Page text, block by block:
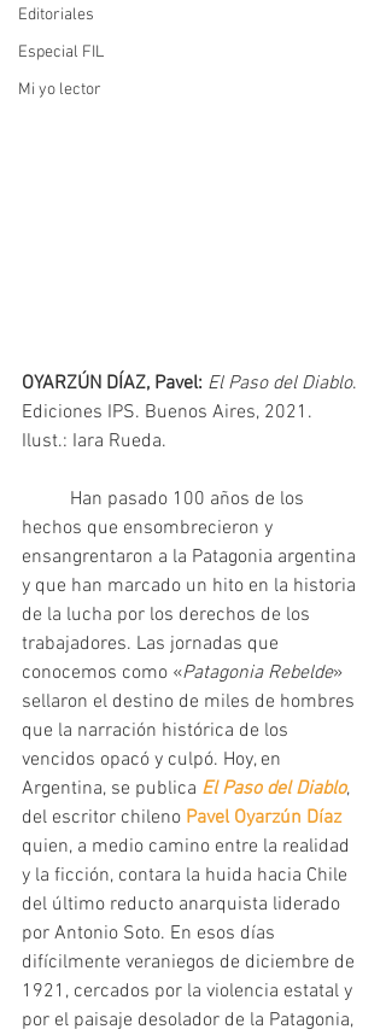
Editoriales
Especial FIL
Mi yo lector
OYARZÚN DÍAZ, Pavel: El Paso del Diablo.
Ediciones IPS. Buenos Aires, 2021.
Ilust.: Iara Rueda.
hechos que ensombrecieron y
ensangrentaron a la Patagonia argentina
y que han marcado un hito en la historia
de la lucha por los derechos de los
trabajadores. Las jornadas que
conocemos como «Patagonia Rebelde»
sellaron el destino de miles de hombres
que la narración histórica de los
vencidos opacó y culpó. Hoy, en
Argentina, se publica El Paso del Diablo,
del escritor chileno Pavel Oyarzún Díaz
quien, a medio camino entre la realidad
y la ficción, contara la huida hacia Chile
del último reducto anarquista liderado
por Antonio Soto. En esos días
difícilmente veraniegos de diciembre de
1921, cercados por la violencia estatal y
por el paisaje desolador de la Patagonia,